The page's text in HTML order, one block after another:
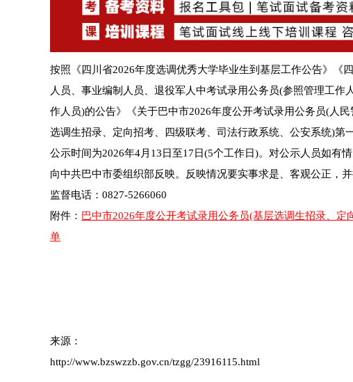
按照《四川省2026年度选调优秀大学毕业生到基层工作公告》《
人员、事业编制人员、退役军人中考试录用公务员(参照管理工
作人员)的公告》《关于巴中市2026年度公开考试录用公务员(人
选调生招录、定向招考、四级联考、司法行政系统、公安系统)第
公示时间为2026年4月13日至17日(5个工作日)。对公示人员如有
向中共巴中市委组织部反映。反映情况要实事求是、客观公正，
监督电话：0827-5266060
附件： 巴中市2026年度公开考试录用公务员(基层选调生招录、
单
来源：
http://www.bzswzzb.gov.cn/tzgg/23916115.html